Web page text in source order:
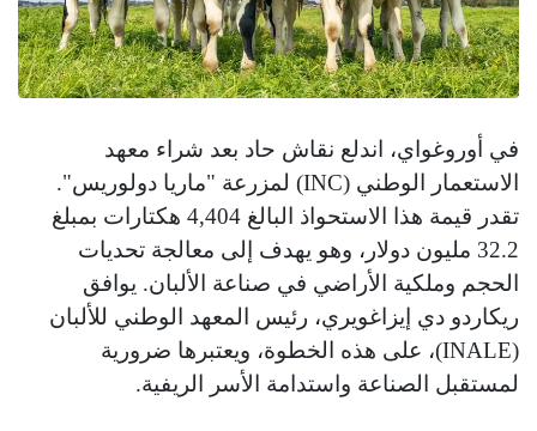
في أوروغواي، اندلع نقاش حاد بعد شراء معهد
الاستعمار الوطني (INC) لمزرعة "ماريا دولوريس".
تقدر قيمة هذا الاستحواذ البالغ 4,404 هكتارات بمبلغ
32.2 مليون دولار، وهو يهدف إلى معالجة تحديات
الحجم وملكية الأراضي في صناعة الألبان. يوافق
ريكاردو دي إيزاغويري، رئيس المعهد الوطني للألبان
(INALE)، على هذه الخطوة، ويعتبرها ضرورية
لمستقبل الصناعة واستدامة الأسر الريفية.